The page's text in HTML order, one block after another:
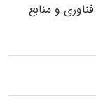
و منابع